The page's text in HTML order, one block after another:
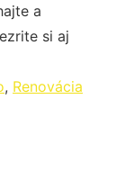
a
si aj
, Renovácia